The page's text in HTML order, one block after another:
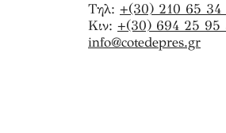
Τηλ: +(30) 210 65 34
Κιν: +(30) 694 25 95
info@cotedepres.gr